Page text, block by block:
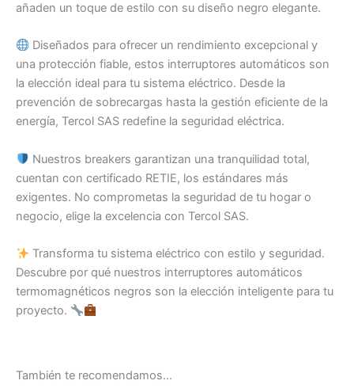
añaden un toque de estilo con su diseño negro elegante.
Diseñados para ofrecer un rendimiento excepcional y
una protección fiable, estos interruptores automáticos son
la elección ideal para tu sistema eléctrico. Desde la
prevención de sobrecargas hasta la gestión eficiente de la
energía, Tercol SAS redefine la seguridad eléctrica.
Nuestros breakers garantizan una tranquilidad total,
cuentan con certificado RETIE, los estándares más
exigentes. No comprometas la seguridad de tu hogar o
negocio, elige la excelencia con Tercol SAS.
Transforma tu sistema eléctrico con estilo y seguridad.
Descubre por qué nuestros interruptores automáticos
termomagnéticos negros son la elección inteligente para tu
proyecto.
También te recomendamos…